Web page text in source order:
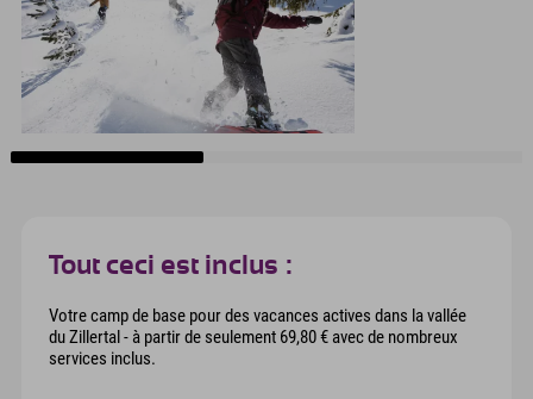
Tout ceci est inclus :
Votre camp de base pour des vacances actives dans la vallée
du Zillertal - à partir de seulement 69,80 € avec de nombreux
services inclus.